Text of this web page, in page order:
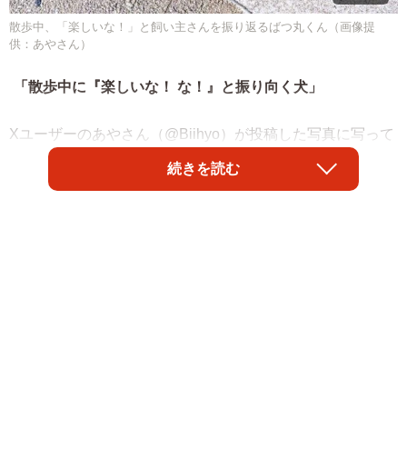
散歩中、「楽しいな！」と飼い主さんを振り返るばつ丸くん（画像提
供：あやさん）
「散歩中に『楽しいな！ な！』と振り向く犬」
Xユーザーのあやさん（@Biihyo）が投稿した写真に写って
いるのは、元保護犬の「ばつ丸」くん（1歳・男の子）で
す。散歩の途中、飼い主さんの方を振り返りながら、満面
続きを読む